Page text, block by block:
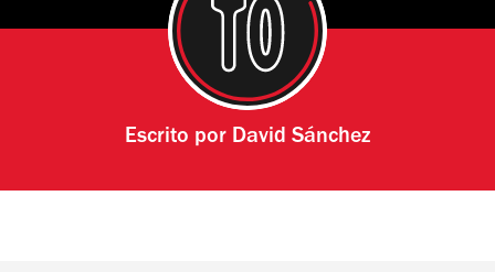
Escrito por David Sánchez